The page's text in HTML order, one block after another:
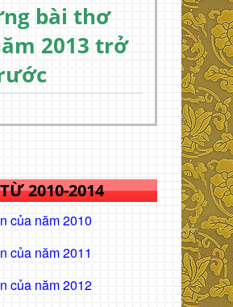
bài thơ
2013 trở
2010-2014
của năm 2010
của năm 2011
của năm 2012